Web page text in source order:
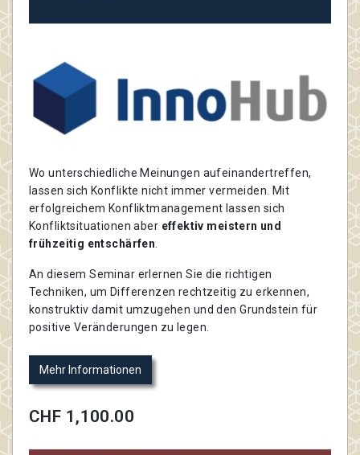
Wo unterschiedliche Meinungen aufeinandertreffen,
lassen sich Konflikte nicht immer vermeiden. Mit
erfolgreichem Konfliktmanagement lassen sich
Konfliktsituationen aber effektiv meistern und
frühzeitig entschärfen
An diesem Seminar erlernen Sie die richtigen
Techniken, um Differenzen rechtzeitig zu erkennen,
konstruktiv damit umzugehen und den Grundstein für
positive Veränderungen zu legen.
Mehr Informationen
CHF 1,100.00